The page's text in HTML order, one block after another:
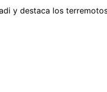
y destaca los